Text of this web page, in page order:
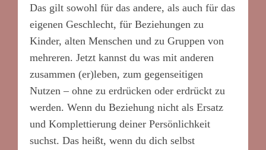
Das gilt sowohl für das andere, als auch für das
eigenen Geschlecht, für Beziehungen zu
Kinder, alten Menschen und zu Gruppen von
mehreren. Jetzt kannst du was mit anderen
zusammen (er)leben, zum gegenseitigen
Nutzen – ohne zu erdrücken oder erdrückt zu
werden. Wenn du Beziehung nicht als Ersatz
und Komplettierung deiner Persönlichkeit
suchst. Das heißt, wenn du dich selbst